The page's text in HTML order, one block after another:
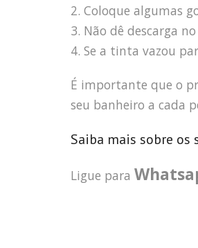
2. Coloque algumas
3. Não dê descarga
4. Se a tinta vazou
É importante que o
seu banheiro a cada
Saiba mais sobre os
Ligue para